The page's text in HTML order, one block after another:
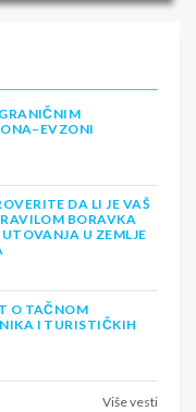
DA LI JE VAŠ
BORAVKA
U ZEMLJE
O TAČNOM
I TURISTIČKIH
Više vesti